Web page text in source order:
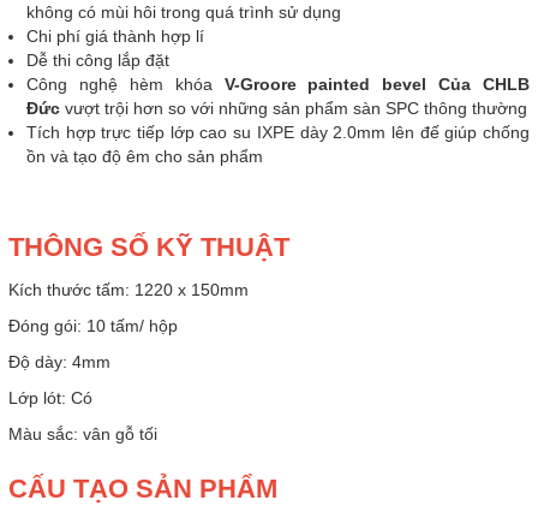
không có mùi hôi trong quá trình sử dụng
Chi phí giá thành hợp lí
Dễ thi công lắp đặt
Công nghệ hèm khóa V-Groore painted bevel Của CHLB
Đức vượt trội hơn so với những sản phẩm sàn SPC thông thường
Tích hợp trực tiếp lớp cao su IXPE dày 2.0mm lên đế giúp chống
ồn và tạo độ êm cho sản phẩm
THÔNG SỐ KỸ THUẬT
Kích thước tấm: 1220 x 150mm
Đóng gói: 10 tấm/ hộp
Độ dày: 4mm
Lớp lót: Có
Màu sắc: vân gỗ tối
CẤU TẠO SẢN PHẨM